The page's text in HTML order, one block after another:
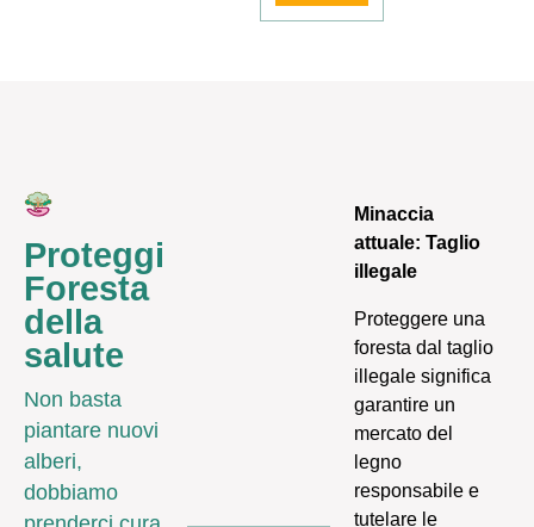
Proteggi
Foresta
della
salute
Non basta
piantare nuovi
alberi,
dobbiamo
Minaccia
attuale: Taglio
illegale
Proteggere una
foresta dal taglio
illegale significa
garantire un
mercato del
legno
responsabile e
tutelare le